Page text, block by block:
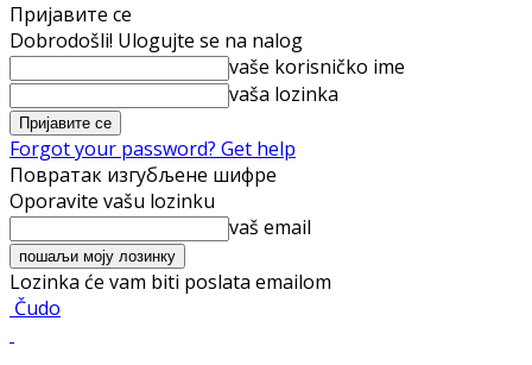
Пријавите се
Dobrodošli! Ulogujte se na nalog
vaše korisničko ime
vaša lozinka
Forgot your password? Get help
Повратак изгубљене шифре
Oporavite vašu lozinku
vaš email
Lozinka će vam biti poslata emailom
Čudo